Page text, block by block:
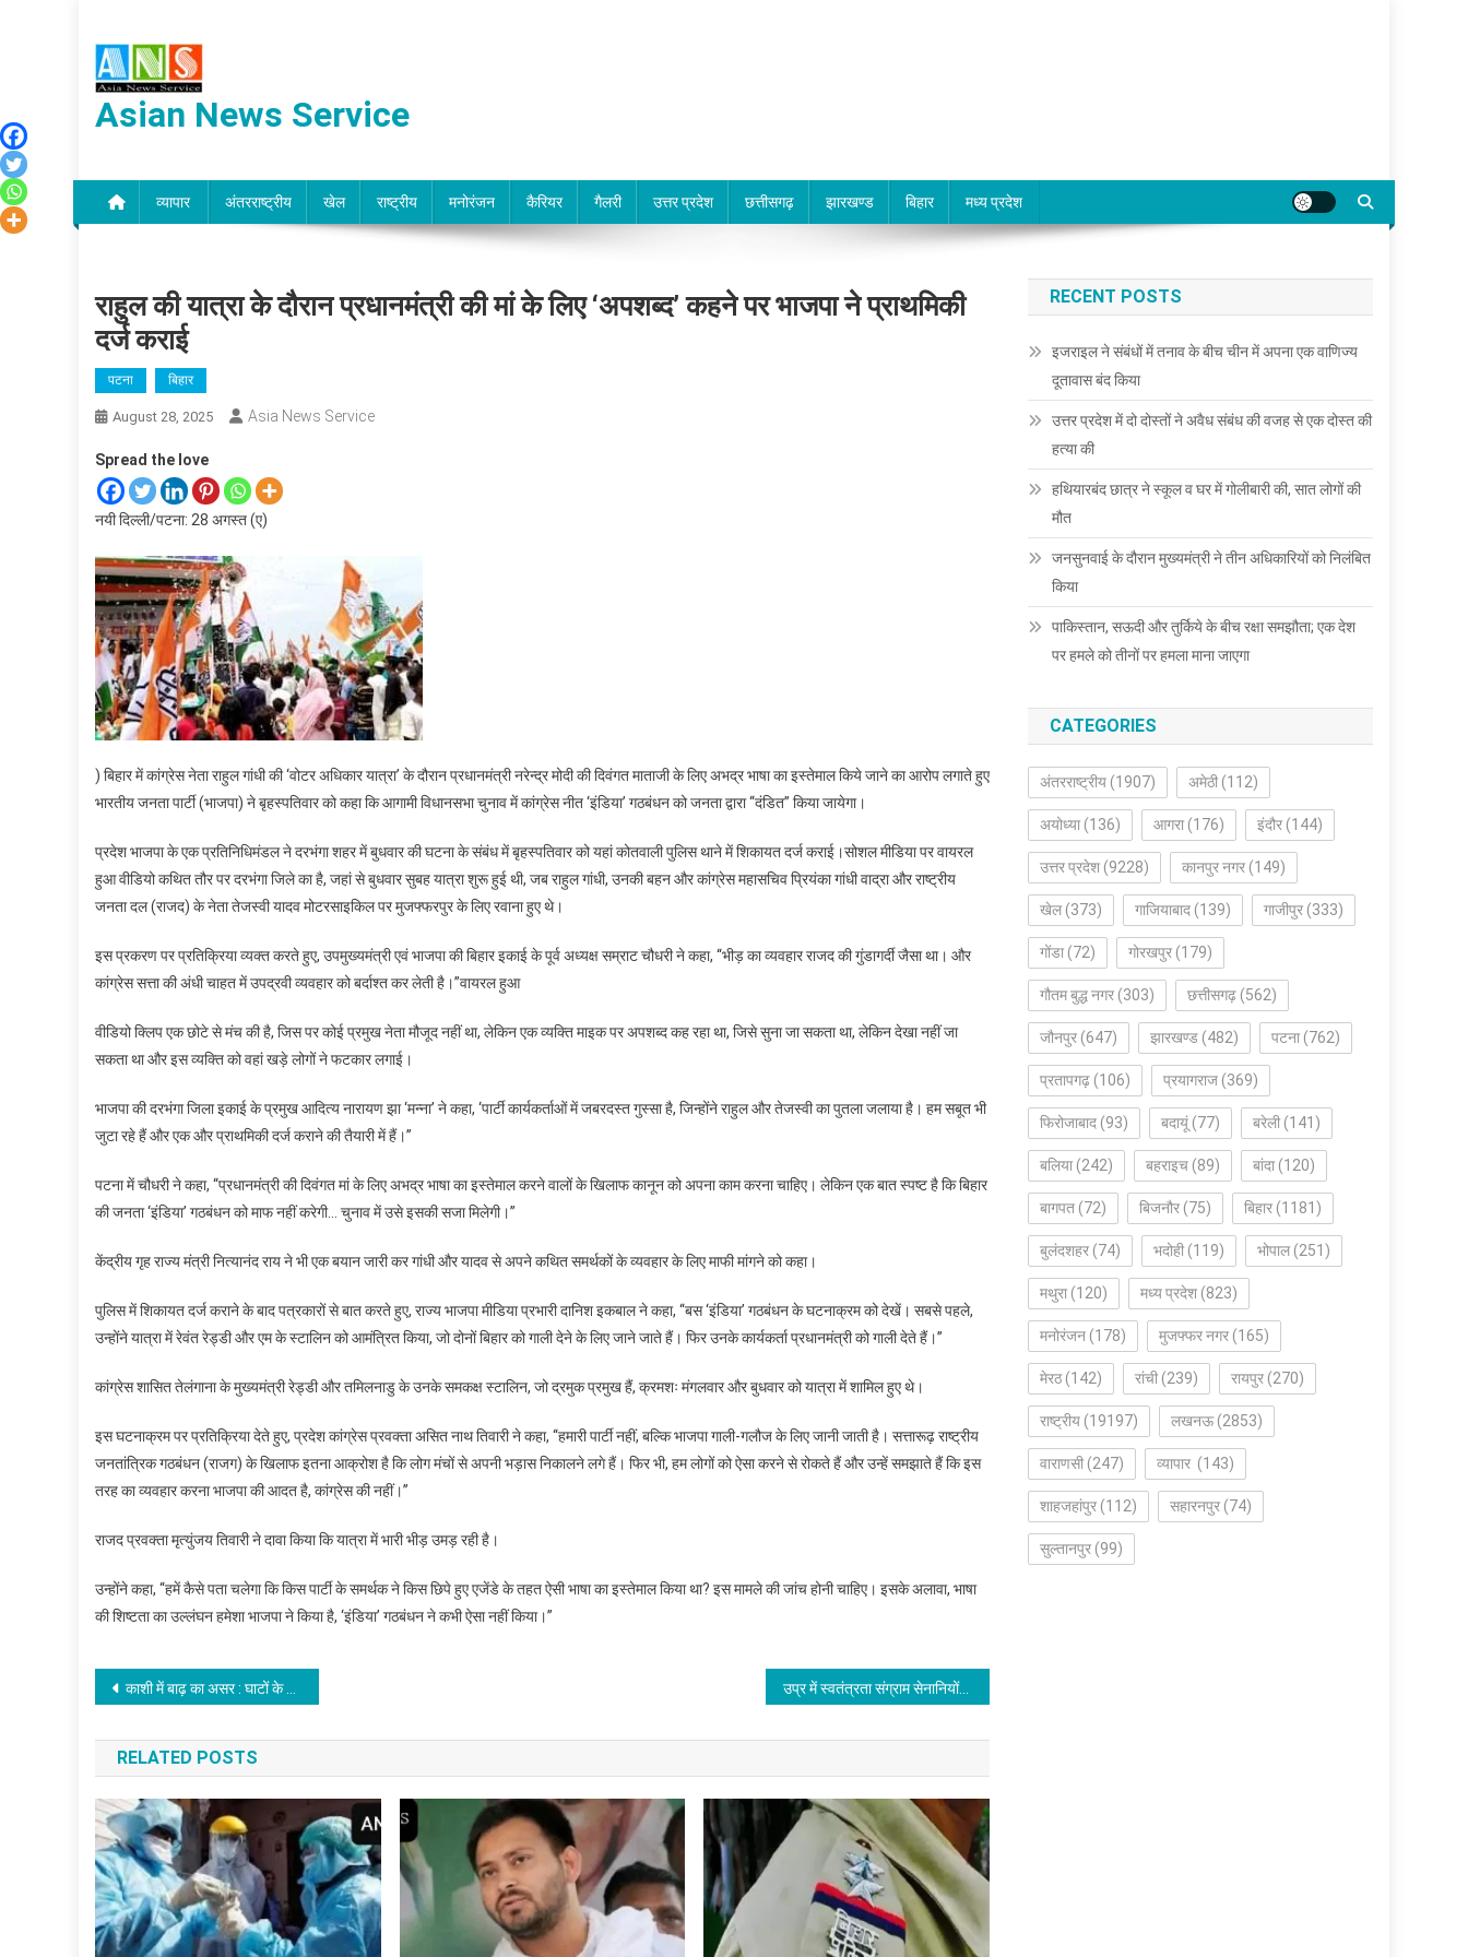
content
Asian News Service
व्यापार अंतरराष्ट्रीय खेल राष्ट्रीय मनोरंजन कैरियर गैलरी उत्तर प्रदेश छत्तीसगढ़ झारखण्ड बिहार मध्य प्रदेश
राहुल की यात्रा के दौरान प्रधानमंत्री की मां के लिए ‘अपशब्द’ कहने पर भाजपा ने प्राथमिकी
दर्ज कराई
पटना बिहार
August 28, 2025 Asia News Service
Spread the love
नयी दिल्ली/पटना: 28 अगस्त (ए)
) बिहार में कांग्रेस नेता राहुल गांधी की ‘वोटर अधिकार यात्रा’ के दौरान प्रधानमंत्री नरेन्द्र मोदी की दिवंगत माताजी के लिए अभद्र भाषा का इस्तेमाल किये जाने का आरोप लगाते हुए
भारतीय जनता पार्टी (भाजपा) ने बृहस्पतिवार को कहा कि आगामी विधानसभा चुनाव में कांग्रेस नीत ‘इंडिया’ गठबंधन को जनता द्वारा ‘‘दंडित’’ किया जायेगा।
प्रदेश भाजपा के एक प्रतिनिधिमंडल ने दरभंगा शहर में बुधवार की घटना के संबंध में बृहस्पतिवार को यहां कोतवाली पुलिस थाने में शिकायत दर्ज कराई।सोशल मीडिया पर वायरल
हुआ वीडियो कथित तौर पर दरभंगा जिले का है, जहां से बुधवार सुबह यात्रा शुरू हुई थी, जब राहुल गांधी, उनकी बहन और कांग्रेस महासचिव प्रियंका गांधी वाद्रा और राष्ट्रीय
जनता दल (राजद) के नेता तेजस्वी यादव मोटरसाइकिल पर मुजफ्फरपुर के लिए रवाना हुए थे।
इस प्रकरण पर प्रतिक्रिया व्यक्त करते हुए, उपमुख्यमंत्री एवं भाजपा की बिहार इकाई के पूर्व अध्यक्ष सम्राट चौधरी ने कहा, ‘‘भीड़ का व्यवहार राजद की गुंडागर्दी जैसा था। और
कांग्रेस सत्ता की अंधी चाहत में उपद्रवी व्यवहार को बर्दाश्त कर लेती है।’’वायरल हुआ
वीडियो क्लिप एक छोटे से मंच की है, जिस पर कोई प्रमुख नेता मौजूद नहीं था, लेकिन एक व्यक्ति माइक पर अपशब्द कह रहा था, जिसे सुना जा सकता था, लेकिन देखा नहीं जा
सकता था और इस व्यक्ति को वहां खड़े लोगों ने फटकार लगाई।
भाजपा की दरभंगा जिला इकाई के प्रमुख आदित्य नारायण झा ‘मन्ना’ ने कहा, ‘पार्टी कार्यकर्ताओं में जबरदस्त गुस्सा है, जिन्होंने राहुल और तेजस्वी का पुतला जलाया है। हम सबूत भी
जुटा रहे हैं और एक और प्राथमिकी दर्ज कराने की तैयारी में हैं।’’
पटना में चौधरी ने कहा, ‘‘प्रधानमंत्री की दिवंगत मां के लिए अभद्र भाषा का इस्तेमाल करने वालों के खिलाफ कानून को अपना काम करना चाहिए। लेकिन एक बात स्पष्ट है कि बिहार
की जनता ‘इंडिया’ गठबंधन को माफ नहीं करेगी… चुनाव में उसे इसकी सजा मिलेगी।’’
केंद्रीय गृह राज्य मंत्री नित्यानंद राय ने भी एक बयान जारी कर गांधी और यादव से अपने कथित समर्थकों के व्यवहार के लिए माफी मांगने को कहा।
पुलिस में शिकायत दर्ज कराने के बाद पत्रकारों से बात करते हुए, राज्य भाजपा मीडिया प्रभारी दानिश इकबाल ने कहा, ‘‘बस ‘इंडिया’ गठबंधन के घटनाक्रम को देखें। सबसे पहले,
उन्होंने यात्रा में रेवंत रेड्डी और एम के स्टालिन को आमंत्रित किया, जो दोनों बिहार को गाली देने के लिए जाने जाते हैं। फिर उनके कार्यकर्ता प्रधानमंत्री को गाली देते हैं।’’
कांग्रेस शासित तेलंगाना के मुख्यमंत्री रेड्डी और तमिलनाडु के उनके समकक्ष स्टालिन, जो द्रमुक प्रमुख हैं, क्रमशः मंगलवार और बुधवार को यात्रा में शामिल हुए थे।
इस घटनाक्रम पर प्रतिक्रिया देते हुए, प्रदेश कांग्रेस प्रवक्ता असित नाथ तिवारी ने कहा, ‘‘हमारी पार्टी नहीं, बल्कि भाजपा गाली-गलौज के लिए जानी जाती है। सत्तारूढ़ राष्ट्रीय
जनतांत्रिक गठबंधन (राजग) के खिलाफ इतना आक्रोश है कि लोग मंचों से अपनी भड़ास निकालने लगे हैं। फिर भी, हम लोगों को ऐसा करने से रोकते हैं और उन्हें समझाते हैं कि इस
तरह का व्यवहार करना भाजपा की आदत है, कांग्रेस की नहीं।’’
राजद प्रवक्ता मृत्युंजय तिवारी ने दावा किया कि यात्रा में भारी भीड़ उमड़ रही है।
उन्होंने कहा, ‘‘हमें कैसे पता चलेगा कि किस पार्टी के समर्थक ने किस छिपे हुए एजेंडे के तहत ऐसी भाषा का इस्तेमाल किया था? इस मामले की जांच होनी चाहिए। इसके अलावा, भाषा
की शिष्टता का उल्लंघन हमेशा भाजपा ने किया है, ‘इंडिया’ गठबंधन ने कभी ऐसा नहीं किया।’’
Post
navigation
काशी में बाढ़ का असर : घाटों के बजाय छतों पर हो रहा है शवदाह उप्र में स्वतंत्रता संग्राम सेनानियों के 10 आश्रितों के प्रमाणपत्र फर्जी पाये गये
RELATED POSTS
RECENT POSTS
इजराइल ने संबंधों में तनाव के बीच चीन में अपना एक वाणिज्य
दूतावास बंद किया
उत्तर प्रदेश में दो दोस्तों ने अवैध संबंध की वजह से एक दोस्त की
हत्या की
हथियारबंद छात्र ने स्कूल व घर में गोलीबारी की, सात लोगों की
मौत
जनसुनवाई के दौरान मुख्यमंत्री ने तीन अधिकारियों को निलंबित
किया
पाकिस्तान, सऊदी और तुर्किये के बीच रक्षा समझौता; एक देश
पर हमले को तीनों पर हमला माना जाएगा
CATEGORIES
अंतरराष्ट्रीय (1907) अमेठी (112)
अयोध्या (136) आगरा (176) इंदौर (144)
उत्तर प्रदेश (9228) कानपुर नगर (149)
खेल (373) गाजियाबाद (139) गाजीपुर (333)
गोंडा (72) गोरखपुर (179)
गौतम बुद्ध नगर (303) छत्तीसगढ़ (562)
जौनपुर (647) झारखण्ड (482) पटना (762)
प्रतापगढ़ (106) प्रयागराज (369)
फिरोजाबाद (93) बदायूं (77) बरेली (141)
बलिया (242) बहराइच (89) बांदा (120)
बागपत (72) बिजनौर (75) बिहार (1181)
बुलंदशहर (74) भदोही (119) भोपाल (251)
मथुरा (120) मध्य प्रदेश (823)
मनोरंजन (178) मुजफ्फर नगर (165)
मेरठ(142) रांची (239) रायपुर (270)
राष्ट्रीय (19197) लखनऊ(2853)
वाराणसी (247) व्यापार (143)
शाहजहांपुर (112) सहारनपुर (74)
सुल्तानपुर (99)